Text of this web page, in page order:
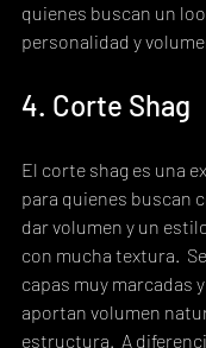
quienes buscan un
personalidad y
4. Corte Shag
El corte shag es una
para quienes buscan
dar volumen y un
con mucha textura.
capas muy marcadas
aportan volumen
estructura.  A